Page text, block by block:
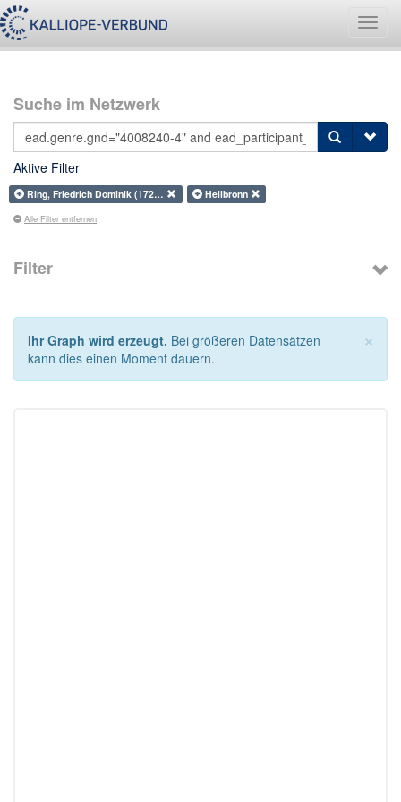
Suche im Netzwerk
Aktive Filter
Ring, Friedrich Dominik (172… Heilbronn
Alle Filter entfernen
Filter
×
Ihr Graph wird erzeugt. Bei größeren Datensätzen
kann dies einen Moment dauern.